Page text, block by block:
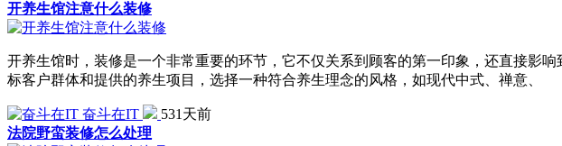
开养生馆注意什么装修
开养生馆时，装修是一个非常重要的环节，它不仅关系到顾客的第一印象，还直接影
标客户群体和提供的养生项目，选择一种符合养生理念的风格，如现代中式、禅意、
奋斗在IT
531天前
法院野蛮装修怎么处理